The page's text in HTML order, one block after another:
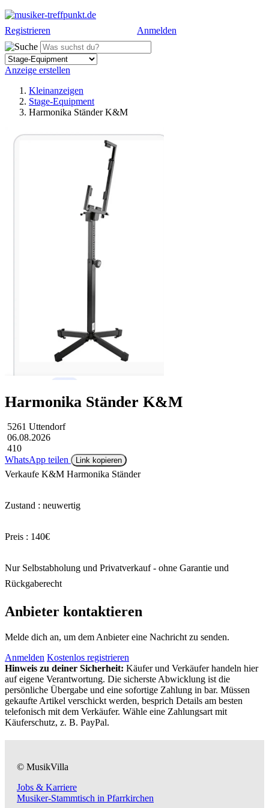
Registrieren Anmelden
Anzeige erstellen
Kleinanzeigen
Stage-Equipment
Harmonika Ständer K&M
Harmonika Ständer K&M
5261 Uttendorf
06.08.2026
410
WhatsApp teilen
Link kopieren
Verkaufe K&M Harmonika Ständer
Zustand : neuwertig
Preis : 140€
Nur Selbstabholung und Privatverkauf - ohne Garantie und
Rückgaberecht
Anbieter kontaktieren
Melde dich an, um dem Anbieter eine Nachricht zu senden.
Anmelden Kostenlos registrieren
Hinweis zu deiner Sicherheit: Käufer und Verkäufer handeln hier
auf eigene Verantwortung. Die sicherste Abwicklung ist die
persönliche Übergabe und eine sofortige Zahlung in bar. Müssen
gekaufte Artikel verschickt werden, besprich Details am besten
telefonisch mit dem Verkäufer. Wähle eine Zahlungsart mit
Käuferschutz, z. B. PayPal.
© MusikVilla
Jobs & Karriere
Musiker-Stammtisch in Pfarrkirchen